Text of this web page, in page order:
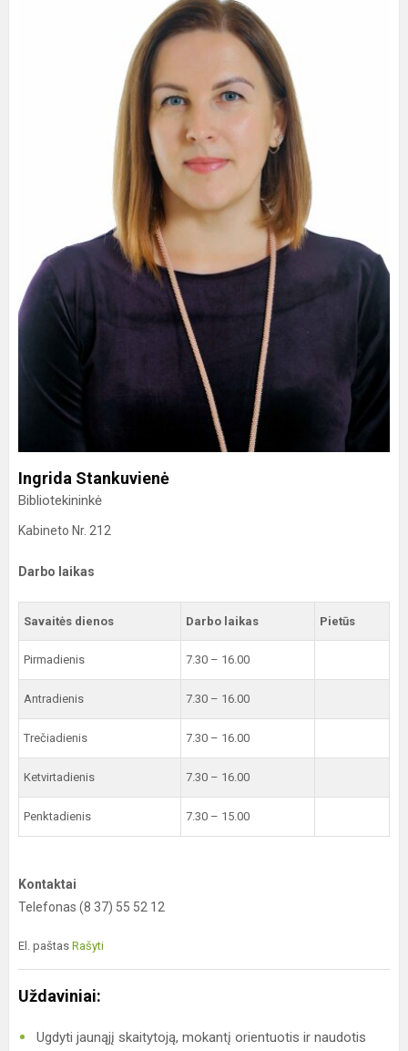
Ingrida Stankuvienė
Bibliotekininkė
Kabineto Nr. 212
Darbo laikas
Savaitės dienos Darbo laikas Pietūs
Pirmadienis 7.30 – 16.00
Antradienis 7.30 – 16.00
Trečiadienis 7.30 – 16.00
Ketvirtadienis 7.30 – 16.00
Penktadienis 7.30 – 15.00
Kontaktai
Telefonas (8 37) 55 52 12
El. paštas Rašyti
Uždaviniai:
Ugdyti jaunąjį skaitytoją, mokantį orientuotis ir naudotis